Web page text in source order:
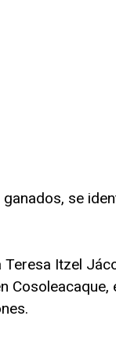
se
Teresa Itzel
Cosoleacaque,